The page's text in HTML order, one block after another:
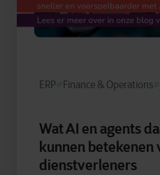
ERP Finance & Operations
Wat AI en agents
kunnen betekenen
dienstverleners